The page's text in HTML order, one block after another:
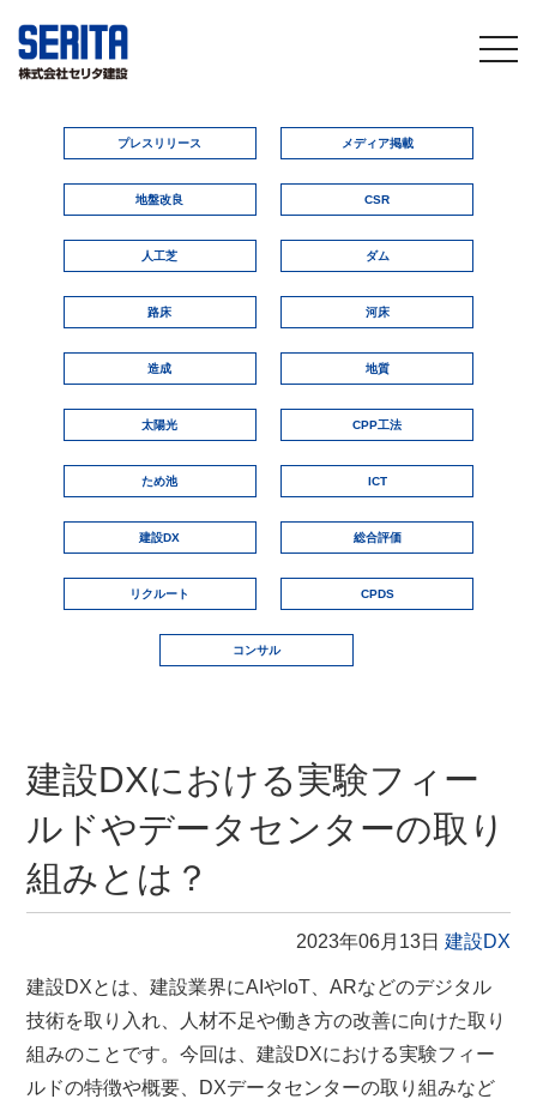
プレスリリース メディア掲載
地盤改良 CSR
人工芝 ダム
路床 河床
造成 地質
太陽光 CPP工法
ため池 ICT
建設DX 総合評価
リクルート CPDS
コンサル
建設DXにおける実験フィー
ルドやデータセンターの取り
組みとは？
2023年06月13日 建設DX
建設DXとは、建設業界に​​AIやloT、ARなどのデジタル
技術を取り入れ、人材不足や働き方の改善に向けた取り
組みのことです。今回は、建設DXにおける実験フィー
ルドの特徴や概要、DXデータセンターの取り組みなど